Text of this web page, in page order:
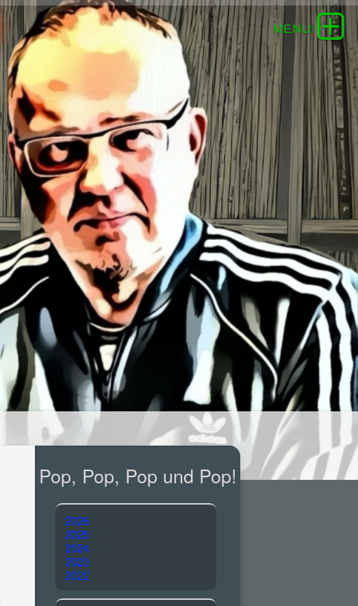
Pop, Pop, Pop und Pop!
2026
2025
2024
2023
2022